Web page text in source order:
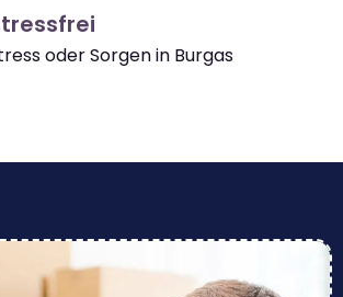
oder Sorgen in Burgas